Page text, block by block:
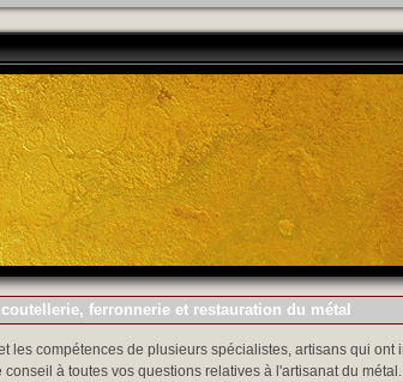
ferronnerie et restauration du métal
les compétences de plusieurs spécialistes, artisans qui
à toutes vos questions relatives à l'artisanat du métal.